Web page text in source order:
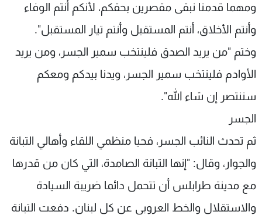
ومهما قدمنا نبقى مقصرين بحقكم، لأنكم أنتم الوفاء
وأنتم الأخلاق، أنتم المستقبل وأنتم تيار المستقبل".
وختم "من يريد الصدق فلينتخب سمير الجسر، ومن يريد
الأوادم فلينتخب سمير الجسر، ويدنا بيدكم ومعكم
سننتصر إن شاء الله".
الجسر
ثم تحدث النائب الجسر، فحيا منظمي اللقاء وأهالي التبانة
والجوار، وقال: "إنها التبانة الصامدة، التي كان من قدرها
مع مدينة طرابلس أن تتحمل دائما ضريبة السيادة
والاستقلال والخط العروبي عن كل لبنان. دفعت التبانة